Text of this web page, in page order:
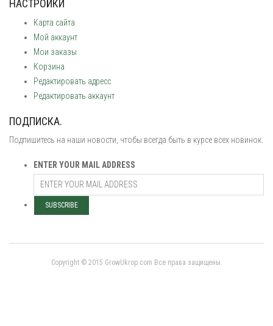
НАСТРОЙКИ
Карта сайта
Мой аккаунт
Мои заказы
Корзина
Редактировать адресс
Редактировать аккаунт
ПОДПИСКА.
Подпишитесь на наши новости, чтобы всегда быть в курсе всех новинок.
ENTER YOUR MAIL ADDRESS
Copyright © 2015 GrowUkrop.com Все права защищены.